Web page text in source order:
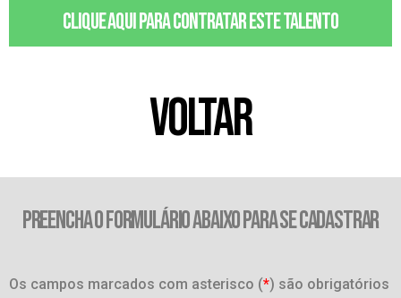
Clique aqui para contratar este talento
VOLTAR
PREENCHA O FORMULÁRIO ABAIXO PARA SE CADASTRAR
Os campos marcados com asterisco (*) são obrigatórios